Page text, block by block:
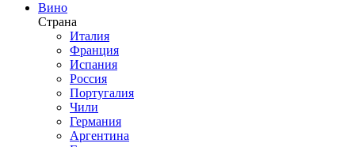
Вино
Страна
Италия
Франция
Испания
Россия
Португалия
Чили
Германия
Аргентина